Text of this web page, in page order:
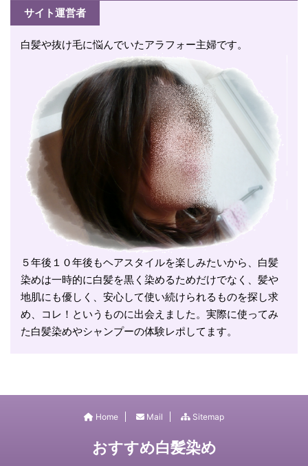
サイト運営者
白髪や抜け毛に悩んでいたアラフォー主婦です。
５年後１０年後もヘアスタイルを楽しみたいから、白髪
染めは一時的に白髪を黒く染めるためだけでなく、髪や
地肌にも優しく、安心して使い続けられるものを探し求
め、コレ！というものに出会えました。実際に使ってみ
た白髪染めやシャンプーの体験レポしてます。
Home Mail Sitemap
おすすめ白髪染め